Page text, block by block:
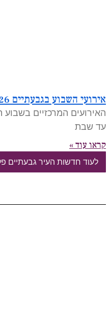
אירועי השבוע בגבעתיים 26/7-1/8/2026
האירועים המרכזיים
עד שבת
קראו עוד »
לעוד חדשות העיר גבעתיים